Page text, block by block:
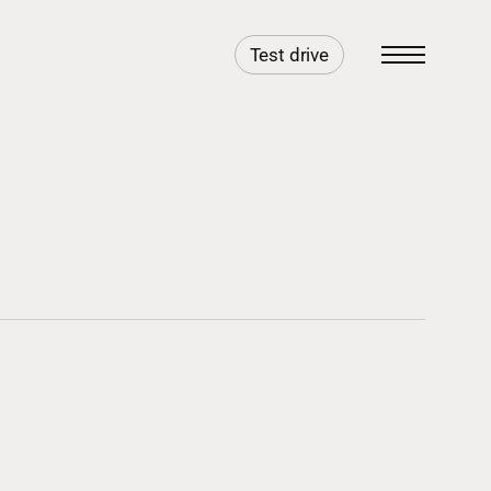
Test drive Menu